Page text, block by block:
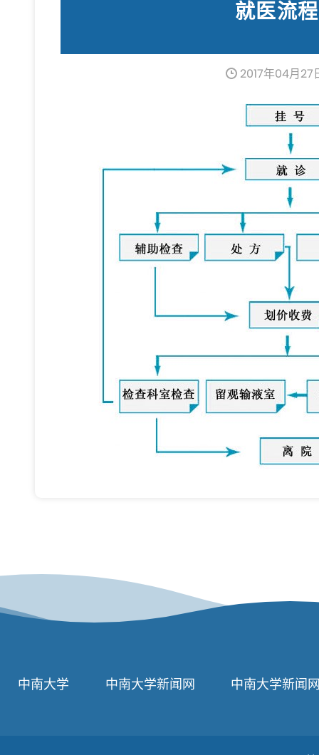
就医流程
2017年04月27
中南大学 中南大学新闻网 中南大学新闻